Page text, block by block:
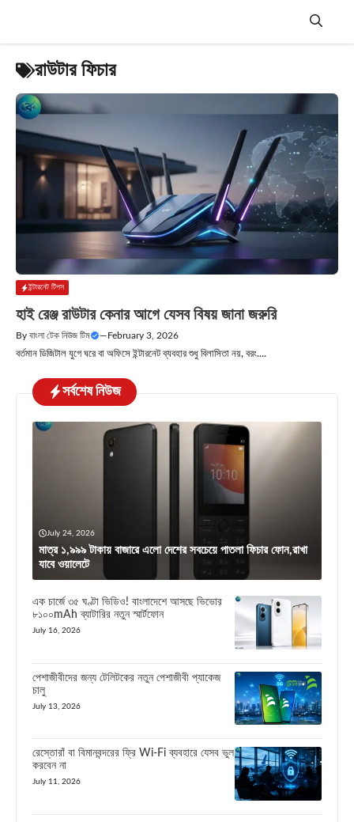
Menu
রাউটার ফিচার
ইন্টারনেট টিপস
হাই রেঞ্জ রাউটার কেনার আগে যেসব বিষয় জানা জরুরি
By বাংলা টেক নিউজ টিম —February 3, 2026
বর্তমান ডিজিটাল যুগে ঘরে বা অফিসে ইন্টারনেট ব্যবহার শুধু বিলাসিতা নয়, বরং....
সর্বশেষ নিউজ
July 24, 2026
মাত্র ১,৯৯৯ টাকায় বাজারে এলো দেশের সবচেয়ে পাতলা ফিচার ফোন,রাখা
যাবে ওয়ালেটে
এক চার্জে ৩৫ ঘণ্টা ভিডিও! বাংলাদেশে আসছে ভিভোর
৮১০০mAh ব্যাটারির নতুন স্মার্টফোন
July 16, 2026
পেশাজীবীদের জন্য টেলিটকের নতুন পেশাজীবী প্যাকেজ
চালু
July 13, 2026
রেস্তোরাঁ বা বিমানবন্দরের ফ্রি Wi-Fi ব্যবহারে যেসব ভুল
করবেন না
July 11, 2026